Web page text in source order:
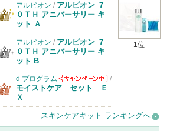
1位
アルビオン / アルビオン ７
０ＴＨ アニバーサリー キ
ット Ａ
アルビオン / アルビオン ７
０ＴＨ アニバーサリー キ
ット B
d プログラム
d プログラムか
/
モイストケア セット Ｅ
Ｘ
スキンケアキット ランキングへ